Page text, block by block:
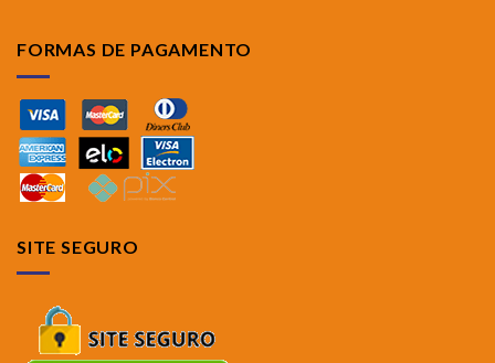
FORMAS DE PAGAMENTO
SITE SEGURO